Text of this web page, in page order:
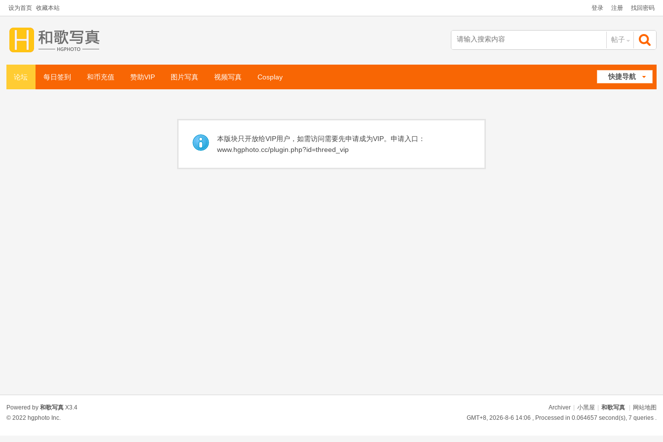
设为首页 收藏本站 登录 注册 找回密码
帖子
快捷导航
论坛 每日签到 和币充值 赞助VIP 图片写真 视频写真 Cosplay
本版块只开放给VIP用户，如需访问需要先申请成为VIP。申请入口：
www.hgphoto.cc/plugin.php?id=threed_vip
Archiver 小黑屋 和歌写真
网站地图
GMT+8, 2026-8-6 14:06 , Processed in 0.064657 second(s), 7 queries .
Powered by和歌写真 X3.4
© 2022 hgphoto Inc.